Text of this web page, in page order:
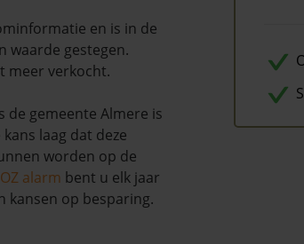
en is in de
waarde gestegen.
meer verkocht.
de gemeente Almere is
laag dat deze
worden op de
alarm bent u elk jaar
kansen op besparing.